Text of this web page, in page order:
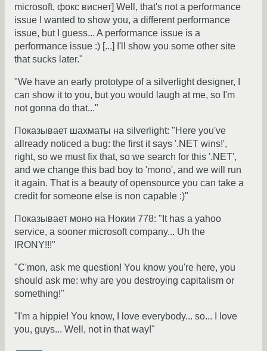
microsoft, фокс виснет] Well, that's not a performance
issue I wanted to show you, a different performance
issue, but I guess... A performance issue is a
performance issue :) [...] I'll show you some other site
that sucks later."
"We have an early prototype of a silverlight designer, I
can show it to you, but you would laugh at me, so I'm
not gonna do that..."
Показывает шахматы на silverlight: "Here you've
allready noticed a bug: the first it says '.NET wins!',
right, so we must fix that, so we search for this '.NET',
and we change this bad boy to 'mono', and we will run
it again. That is a beauty of opensource you can take a
credit for someone else is non capable :)"
Показывает моно на Нокии 778: "It has a yahoo
service, a sooner microsoft company... Uh the
IRONY!!!"
"C'mon, ask me question! You know you're here, you
should ask me: why are you destroying capitalism or
something!"
"I'm a hippie! You know, I love everybody... so... I love
you, guys... Well, not in that way!"